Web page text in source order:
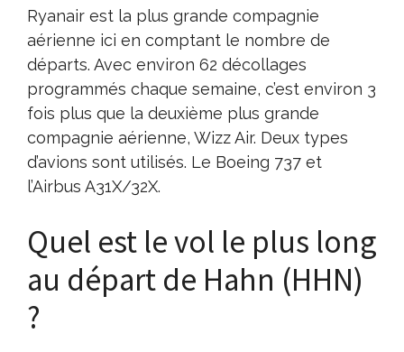
Ryanair est la plus grande compagnie
aérienne ici en comptant le nombre de
départs. Avec environ 62 décollages
programmés chaque semaine, c’est environ 3
fois plus que la deuxième plus grande
compagnie aérienne, Wizz Air. Deux types
d’avions sont utilisés. Le Boeing 737 et
l’Airbus A31X/32X.
Quel est le vol le plus long
au départ de Hahn (HHN)
?